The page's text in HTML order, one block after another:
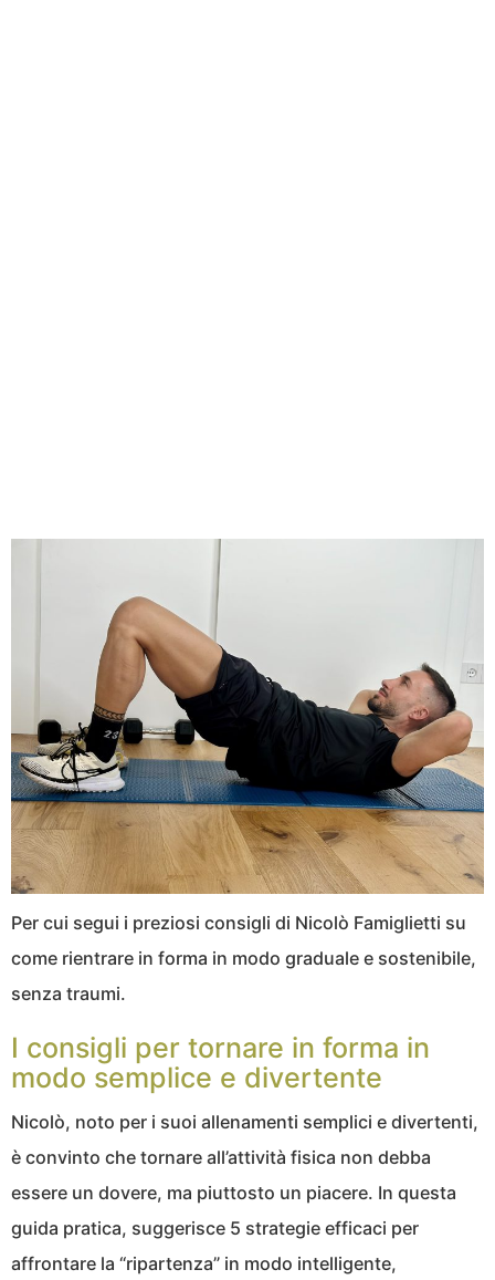
Per cui segui i preziosi consigli di Nicolò Famiglietti su
come rientrare in forma in modo graduale e sostenibile,
senza traumi.
I consigli per tornare in forma in
modo semplice e divertente
Nicolò, noto per i suoi allenamenti semplici e divertenti,
è convinto che tornare all’attività fisica non debba
essere un dovere, ma piuttosto un piacere. In questa
guida pratica, suggerisce 5 strategie efficaci per
affrontare la “ripartenza” in modo intelligente,